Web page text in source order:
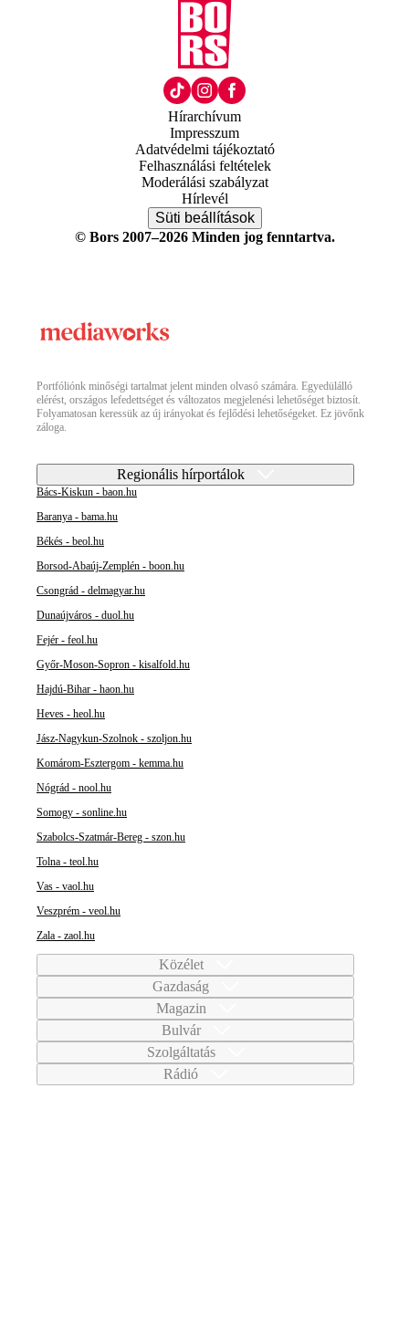
Hírarchívum
Impresszum
Adatvédelmi tájékoztató
Felhasználási feltételek
Moderálási szabályzat
Hírlevél
Süti beállítások
© Bors 2007–2026 Minden jog fenntartva.
Portfóliónk minőségi tartalmat jelent minden olvasó számára. Egyedülálló
elérést, országos lefedettséget és változatos megjelenési lehetőséget biztosít.
Folyamatosan keressük az új irányokat és fejlődési lehetőségeket. Ez jövőnk
záloga.
Regionális hírportálok
Bács-Kiskun - baon.hu
Baranya - bama.hu
Békés - beol.hu
Borsod-Abaúj-Zemplén - boon.hu
Csongrád - delmagyar.hu
Dunaújváros - duol.hu
Fejér - feol.hu
Győr-Moson-Sopron - kisalfold.hu
Hajdú-Bihar - haon.hu
Heves - heol.hu
Jász-Nagykun-Szolnok - szoljon.hu
Komárom-Esztergom - kemma.hu
Nógrád - nool.hu
Somogy - sonline.hu
Szabolcs-Szatmár-Bereg - szon.hu
Tolna - teol.hu
Vas - vaol.hu
Veszprém - veol.hu
Zala - zaol.hu
Közélet
Gazdaság
Magazin
Bulvár
Szolgáltatás
Rádió